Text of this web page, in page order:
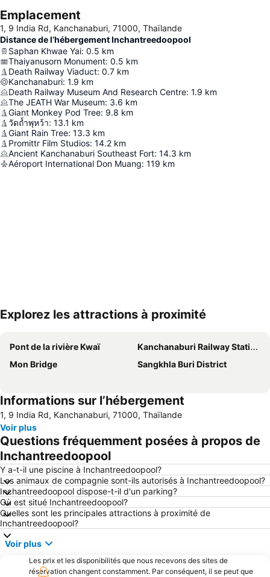
Emplacement
1, 9 India Rd, Kanchanaburi, 71000, Thaïlande
Distance de l’hébergement Inchantreedoopool
Saphan Khwae Yai: 0.5 km
Thaiyanusorn Monument: 0.5 km
Death Railway Viaduct: 0.7 km
Kanchanaburi: 1.9 km
Death Railway Museum And Research Centre: 1.9 km
The JEATH War Museum: 3.6 km
Giant Monkey Pod Tree: 9.8 km
วัดถ้ำพุหว้า: 13.1 km
Giant Rain Tree: 13.3 km
Promittr Film Studios: 14.2 km
Ancient Kanchanaburi Southeast Fort: 14.3 km
Aéroport International Don Muang: 119 km
Explorez les attractions à proximité
Pont de la rivière Kwaï
Kanchanaburi Railway Station
Mon Bridge
Sangkhla Buri District
Informations sur l’hébergement
1, 9 India Rd, Kanchanaburi, 71000, Thaïlande
Voir plus
Questions fréquemment posées à propos de
Inchantreedoopool
Y a-t-il une piscine à Inchantreedoopool?
Les animaux de compagnie sont-ils autorisés à Inchantreedoopool?
Inchantreedoopool dispose-t-il d'un parking?
Où est situé Inchantreedoopool?
Quelles sont les principales attractions à proximité de
Inchantreedoopool?
Voir plus
Les prix et les disponibilités que nous recevons des sites de
réservation changent constamment. Par conséquent, il se peut que